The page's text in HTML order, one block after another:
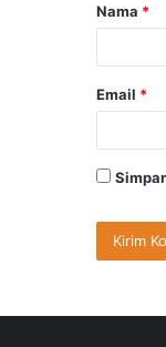
r
Nama *
Email *